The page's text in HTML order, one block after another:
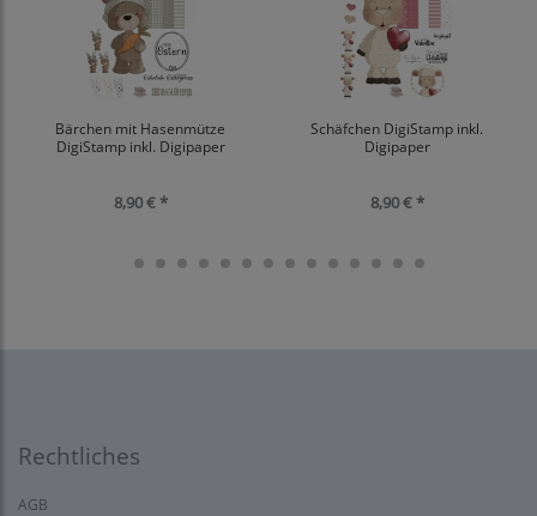
Bärchen mit Hasenmütze
DigiStamp inkl. Digipaper
8,90 € *
Schäfchen DigiStamp inkl.
Digipaper
8,90 € *
Rechtliches
AGB